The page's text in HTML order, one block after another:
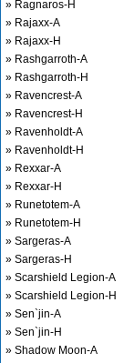
» Ragnaros-H
» Rajaxx-A
» Rajaxx-H
» Rashgarroth-A
» Rashgarroth-H
» Ravencrest-A
» Ravencrest-H
» Ravenholdt-A
» Ravenholdt-H
» Rexxar-A
» Rexxar-H
» Runetotem-A
» Runetotem-H
» Sargeras-A
» Sargeras-H
» Scarshield Legion-A
» Scarshield Legion-H
» Sen`jin-A
» Sen`jin-H
» Shadow Moon-A